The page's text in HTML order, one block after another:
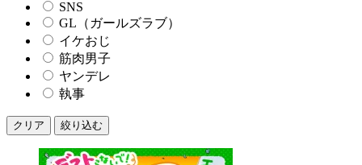
SNS
GL（ガールズラブ）
イケおじ
筋肉男子
ヤンデレ
執事
クリア 絞り込む